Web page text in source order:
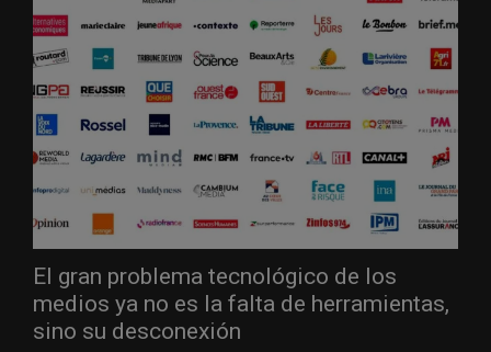
El gran problema tecnológico de los
medios ya no es la falta de herramientas,
sino su desconexión